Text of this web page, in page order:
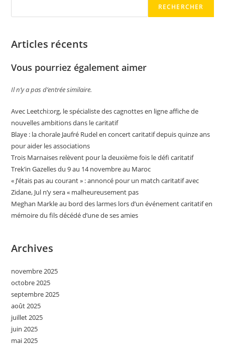
RECHERCHER
Articles récents
Vous pourriez également aimer
Il n’y a pas d’entrée similaire.
Avec Leetchi:org, le spécialiste des cagnottes en ligne affiche de
nouvelles ambitions dans le caritatif
Blaye : la chorale Jaufré Rudel en concert caritatif depuis quinze ans
pour aider les associations
Trois Marnaises relèvent pour la deuxième fois le défi caritatif
Trek’in Gazelles du 9 au 14 novembre au Maroc
« J’étais pas au courant » : annoncé pour un match caritatif avec
Zidane, Jul n’y sera « malheureusement pas
Meghan Markle au bord des larmes lors d’un événement caritatif en
mémoire du fils décédé d’une de ses amies
Archives
novembre 2025
octobre 2025
septembre 2025
août 2025
juillet 2025
juin 2025
mai 2025